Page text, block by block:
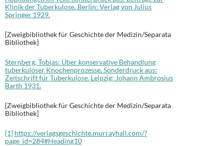
Klinik der Tuberkulose. Berlin: Verlag von Julius
Springer 1929.
[Zweigbibliothek für Geschichte der Medizin/Separata
Bibliothek]
Sternberg, Tobias: Über konservative Behandlung
tuberkulöser Knochenprozesse. Sonderdruck aus:
Zeitschrift für Tuberkulose. Leipzig: Johann Ambrosius
Barth 1931.
[Zweigbibliothek für Geschichte der Medizin/Separata
Bibliothek]
[1] https://verlagsgeschichte.murrayhall.com/?
page_id=284#Heading10